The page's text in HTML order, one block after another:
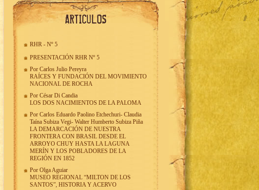
RHR - Nº 5
PRESENTACIÓN RHR Nº 5
Por Carlos Julio Pereyra
RAÍCES Y FUNDACIÓN DEL MOVIMIENTO
NACIONAL DE ROCHA
Por César Di Candia
LOS DOS NACIMIENTOS DE LA PALOMA
Por Carlos Eduardo Paolino Etchechuri- Claudia
Taína Subiza Vegi- Walter Humberto Subiza Piña
LA DEMARCACIÓN DE NUESTRA
FRONTERA CON BRASIL DESDE EL
ARROYO CHUY HASTA LA LAGUNA
MERÍN Y LOS POBLADORES DE LA
REGIÓN EN 1852
Por Olga Aguiar
MUSEO REGIONAL “MILTON DE LOS
SANTOS”, HISTORIA Y ACERVO